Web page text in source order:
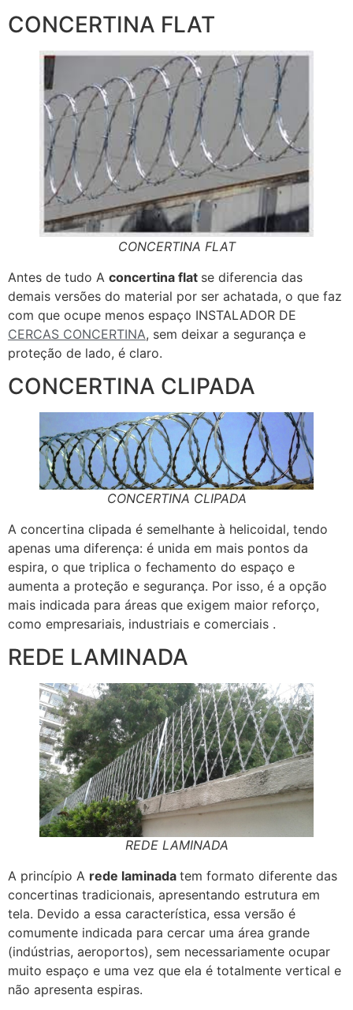
CONCERTINA FLAT
CONCERTINA FLAT
Antes de tudo A concertina flat se diferencia das
demais versões do material por ser achatada, o que faz
com que ocupe menos espaço INSTALADOR DE
CERCAS CONCERTINA, sem deixar a segurança e
proteção de lado, é claro.
CONCERTINA CLIPADA
CONCERTINA CLIPADA
A concertina clipada é semelhante à helicoidal, tendo
apenas uma diferença: é unida em mais pontos da
espira, o que triplica o fechamento do espaço e
aumenta a proteção e segurança. Por isso, é a opção
mais indicada para áreas que exigem maior reforço,
como empresariais, industriais e comerciais .
REDE LAMINADA
REDE LAMINADA
A princípio A rede laminada tem formato diferente das
concertinas tradicionais, apresentando estrutura em
tela. Devido a essa característica, essa versão é
comumente indicada para cercar uma área grande
(indústrias, aeroportos), sem necessariamente ocupar
muito espaço e uma vez que ela é totalmente vertical e
não apresenta espiras.